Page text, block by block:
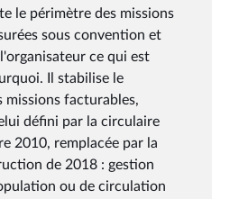
le périmètre des missions
sous convention et
ce qui est
Il stabilise le
missions facturables,
défini par la circulaire
2010, remplacée par la
de 2018 : gestion
ou de circulation